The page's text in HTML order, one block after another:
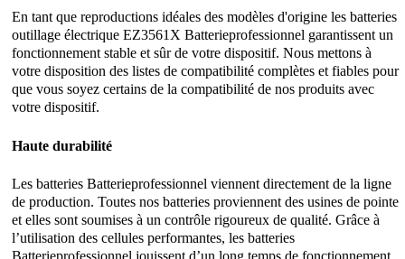
En tant que reproductions idéales des modèles d'origine les batteries
outillage électrique EZ3561X Batterieprofessionnel garantissent un
fonctionnement stable et sûr de votre dispositif. Nous mettons à
votre disposition des listes de compatibilité complètes et fiables pour
que vous soyez certains de la compatibilité de nos produits avec
votre dispositif.
Haute durabilité
Les batteries Batterieprofessionnel viennent directement de la ligne
de production. Toutes nos batteries proviennent des usines de pointe
et elles sont soumises à un contrôle rigoureux de qualité. Grâce à
l’utilisation des cellules performantes, les batteries